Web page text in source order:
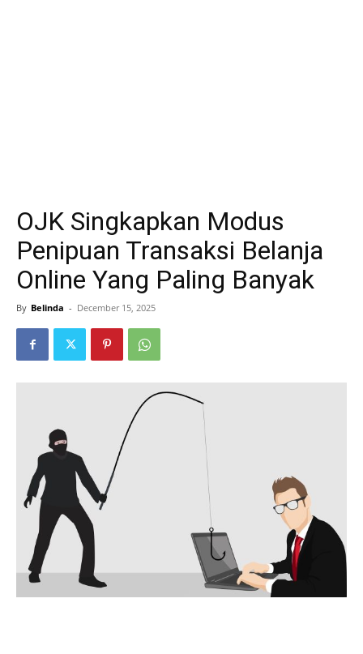
OJK Singkapkan Modus
Penipuan Transaksi Belanja
Online Yang Paling Banyak
By Belinda - December 15, 2025